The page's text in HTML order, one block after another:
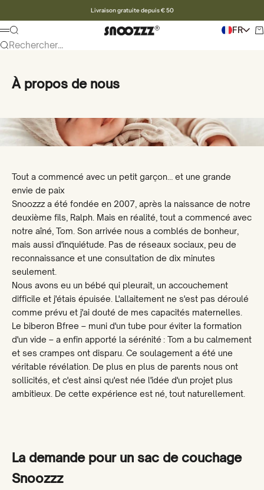
Livraison gratuite depuis € 50
Snoozzz webshop
Menu
Pour rechercher FR
Rechercher...
À propos de nous
Tout a commencé avec un petit garçon… et une grande
envie de paix
Snoozzz a été fondée en 2007, après la naissance de notre
deuxième fils, Ralph. Mais en réalité, tout a commencé avec
notre aîné, Tom. Son arrivée nous a comblés de bonheur,
mais aussi d'inquiétude. Pas de réseaux sociaux, peu de
reconnaissance et une consultation de dix minutes
seulement.
Nous avons eu un bébé qui pleurait, un accouchement
difficile et j'étais épuisée. L'allaitement ne s'est pas déroulé
comme prévu et j'ai douté de mes capacités maternelles.
Le biberon Bfree – muni d'un tube pour éviter la formation
d'un vide – a enfin apporté la sérénité : Tom a bu calmement
et ses crampes ont disparu. Ce soulagement a été une
véritable révélation. De plus en plus de parents nous ont
sollicités, et c'est ainsi qu'est née l'idée d'un projet plus
ambitieux. De cette expérience est né, tout naturellement.
La demande pour un sac de couchage
Snoozzz